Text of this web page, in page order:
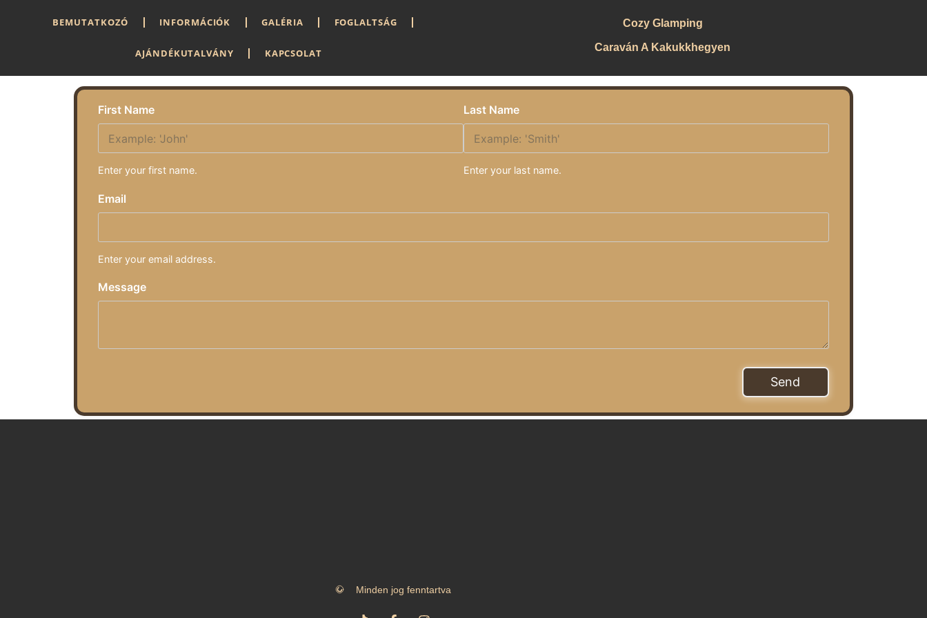
BEMUTATKOZÓ INFORMÁCIÓK GALÉRIA FOGLALTSÁG
AJÁNDÉKUTALVÁNY KAPCSOLAT
Cozy Glamping
Caraván A Kakukkhegyen
First Name
Enter your first name.
Last Name
Enter your last name.
Email
Enter your email address.
Message
Minden jog fenntartva